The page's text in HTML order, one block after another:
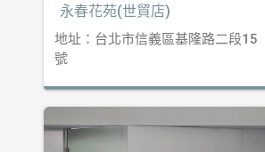
永春花苑(世貿店)
地址：台北市信義區基隆路二段15
號